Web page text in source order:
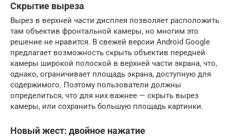
Скрытие выреза
Вырез в верхней части дисплея позволяет расположить
там объектив фронтальной камеры, но многим это
решение не нравится. В свежей версии Android Google
предлагает возможность скрыть объектив передней
камеры широкой полоской в верхней части экрана, что,
однако, ограничивает площадь экрана, доступную для
содержимого. Поэтому пользователи должны
определиться, что для них важнее — скрыть вырез
камеры, или сохранить большую площадь картинки.
Новый жест: двойное нажатие